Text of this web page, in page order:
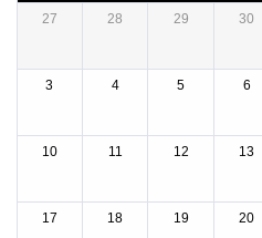
27 28 29 30
3 4 5 6
10 11 12 13
17 18 19 20